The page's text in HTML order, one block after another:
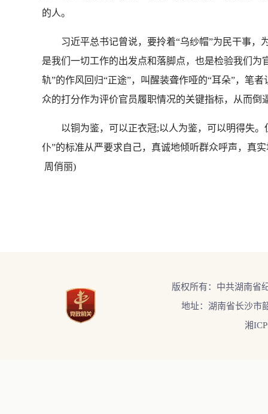
的人。
习近平总书记曾说，要拎着“乌纱帽”为民干事，
是我们一切工作的出发点和落脚点，也是检验我们为
轨”的作风回归“正途”，叫醒装聋作哑的“耳朵”，笔
众的打分作为评价官员履职情况的关键指标，从而倒
以铜为鉴，可以正衣冠;以人为鉴，可以明得失。
仆”的标准从严要求自己，真诚地倾听群众呼声，真
周俏丽)
版权所有：中共湖南省
地址：湖南省长沙市
湘